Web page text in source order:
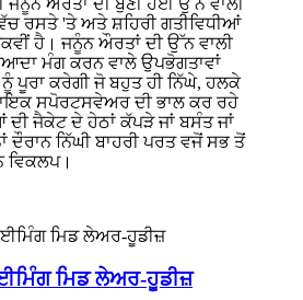
ਜਨੂੰਨ ਔਰਤਾਂ ਦੀ ਬੁਣੀ ਹੋਈ ਉੱਨ ਵਾਲੀ
ਰਸਤੇ 'ਤੇ ਅਤੇ ਸ਼ਹਿਰੀ ਗਤੀਵਿਧੀਆਂ
ਹੈ। ਜਨੂੰਨ ਔਰਤਾਂ ਦੀ ਉੱਨ ਵਾਲੀ
ਮੰਗ ਕਰਨ ਵਾਲੇ ਉਪਭੋਗਤਾਵਾਂ
ਪੂਰਾ ਕਰੇਗੀ ਜੋ ਬਹੁਤ ਹੀ ਨਿੱਘੇ, ਹਲਕੇ
ਸਪੋਰਟਸਵੇਅਰ ਦੀ ਭਾਲ ਕਰ ਰਹੇ
ਜੈਕੇਟ ਦੇ ਹੇਠਾਂ ਕੱਪੜੇ ਜਾਂ ਬਸੰਤ ਜਾਂ
ਦੌਰਾਨ ਨਿੱਘੀ ਬਾਹਰੀ ਪਰਤ ਵਜੋਂ ਸਭ ਤੋਂ
ਵਿਕਲਪ।
ਮਿਡ ਲੇਅਰ-ਹੂਡੀਜ਼